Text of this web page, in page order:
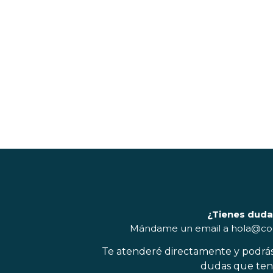
¿Tienes
Mándame un email a
Te atenderé directamente y
dudas que